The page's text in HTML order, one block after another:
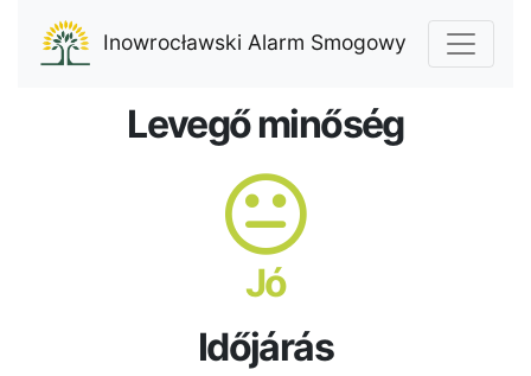
Inowrocławski Alarm Smogowy
Levegő minőség
Jó
Időjárás